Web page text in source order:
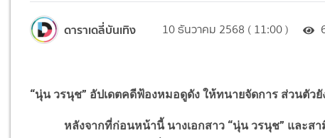
ดาราเดลี่บันเทิง 10 ธันวาคม 2568 ( 11:00 )
“นุ่น วรนุช” อัปเดตคดีฟ้องหมอดูดัง ให้ทนายจัดการ ส่วนตัว
หลังจากที่ก่อนหน้านี้ นางเอกสาว “นุ่น วรนุช” และสา